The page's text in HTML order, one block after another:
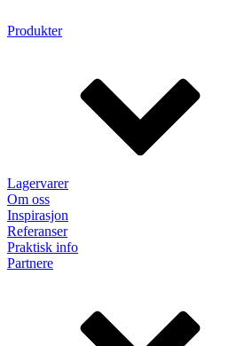
Produkter
Lagervarer
Om oss
Inspirasjon
Referanser
Praktisk info
Partnere